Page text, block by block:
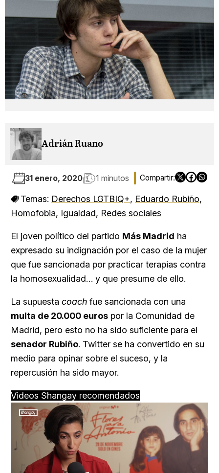
Adrián Ruano
31 enero, 2020 1 minutos
Temas: Derechos LGTBIQ+, Eduardo Rubiño,
Homofobia, Igualdad, Redes sociales
El joven político del partido Más Madrid ha
expresado su indignación por el caso de la mujer
que fue sancionada por practicar terapias contra
la homosexualidad… y que presume de ello.
La supuesta coach fue sancionada con una
multa de 20.000 euros por la Comunidad de
Madrid, pero esto no ha sido suficiente para el
senador Rubiño. Twitter se ha convertido en su
medio para opinar sobre el suceso, y la
repercusión ha sido mayor.
Videos Shangay recomendados